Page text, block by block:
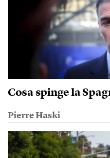
Cosa spinge la
Pierre Haski